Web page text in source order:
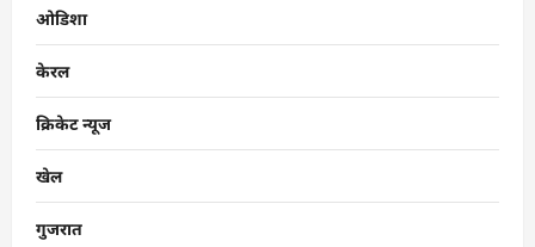
ओडिशा
केरल
क्रिकेट न्यूज
खेल
गुजरात